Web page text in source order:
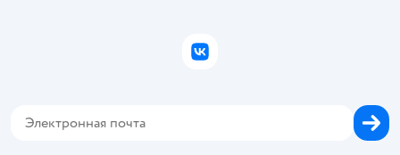
Политика использования файлов cookie
Бонусные карты
ВКонтакте